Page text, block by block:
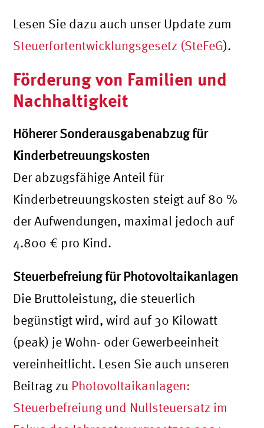
Lesen Sie dazu auch unser Update zum
Steuerfortentwicklungsgesetz (SteFeG).
Förderung von Familien und
Nachhaltigkeit
Höherer Sonderausgabenabzug für
Kinderbetreuungskosten
Der abzugsfähige Anteil für
Kinderbetreuungskosten steigt auf 80 %
der Aufwendungen, maximal jedoch auf
4.800 € pro Kind.
Steuerbefreiung für Photovoltaikanlagen
Die Bruttoleistung, die steuerlich
begünstigt wird, wird auf 30 Kilowatt
(peak) je Wohn- oder Gewerbeeinheit
vereinheitlicht. Lesen Sie auch unseren
Beitrag zu Photovoltaikanlagen:
Steuerbefreiung und Nullsteuersatz im